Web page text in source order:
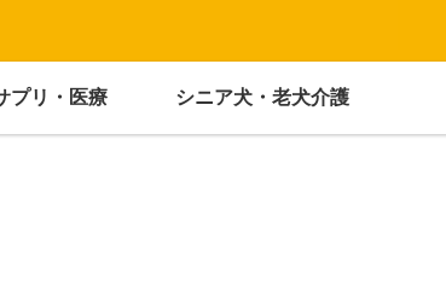
プリ・医療 シニア犬・老犬介護